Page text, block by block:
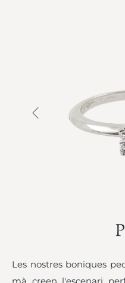
Les nostres boniques